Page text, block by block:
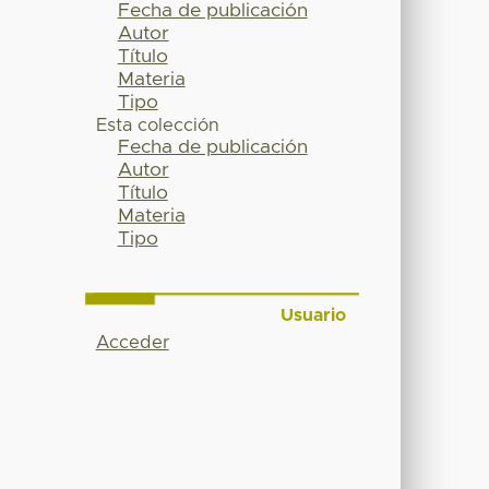
Fecha de publicación
Autor
Título
Materia
Tipo
Esta colección
Fecha de publicación
Autor
Título
Materia
Tipo
Usuario
Acceder